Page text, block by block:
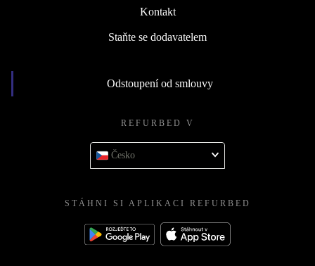
Kontakt
Staňte se dodavatelem
Odstoupení od smlouvy
REFURBED V
Česko
STÁHNI SI APLIKACI REFURBED